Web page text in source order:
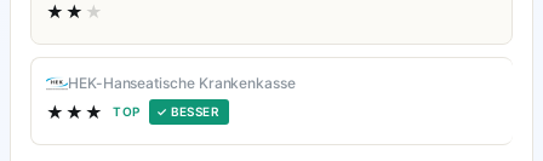
★★ ★
HEK-Hanseatische Krankenkasse
★★★ TOP ✓ BESSER